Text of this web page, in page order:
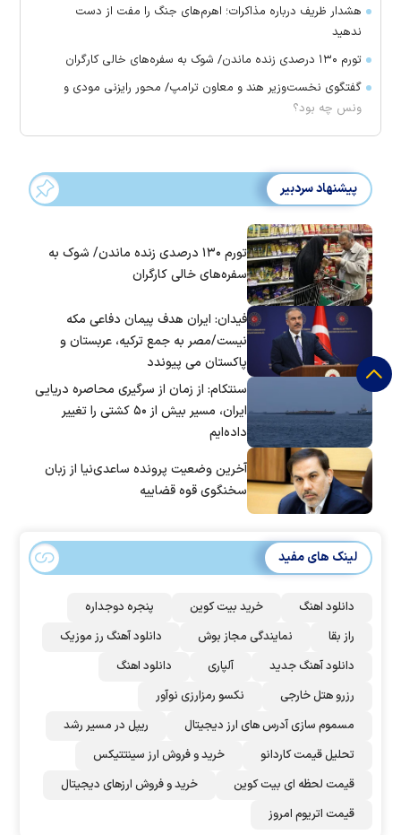
هشدار ظریف درباره مذاکرات؛ اهرم‌های جنگ را مفت از دست
ندهید
تورم ۱۳۰ درصدی زنده ماندن/ شوک به سفره‌های خالی کارگران
گفتگوی نخست‌وزیر هند و معاون ترامپ/ محور رایزنی مودی و
ونس چه بود؟
پیشنهاد سردبیر
تورم ۱۳۰ درصدی زنده ماندن/ شوک به
سفره‌های خالی کارگران
فیدان: ایران هدف پیمان دفاعی مکه
نیست/مصر به جمع ترکیه، عربستان و
پاکستان می پیوندد
سنتکام: از زمان از سرگیری محاصره دریایی
ایران، مسیر بیش از ۵۰ کشتی را تغییر
داده‌ایم
آخرین وضعیت پرونده ساعدی‌نیا از زبان
سخنگوی قوه قضاییه
لینک های مفید
دانلود اهنگ خرید بیت کوین
پنجره دوجداره
راز بقا
نمایندگی مجاز بوش
دانلود آهنگ رز‌ موزیک
دانلود آهنگ جدید
آلپاری
دانلود اهنگ
رزرو هتل خارجی
نکسو رمزارزی نوآور
مسموم سازی آدرس های ارز دیجیتال
ریپل در مسیر رشد
تحلیل قیمت کاردانو
خرید و فروش ارز سینتتیکس
قیمت لحظه ای بیت کوین
خرید و فروش ارزهای دیجیتال
قیمت اتریوم امروز